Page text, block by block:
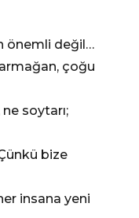
önemli değil…
çoğu
soytarı;
bize
insana yeni